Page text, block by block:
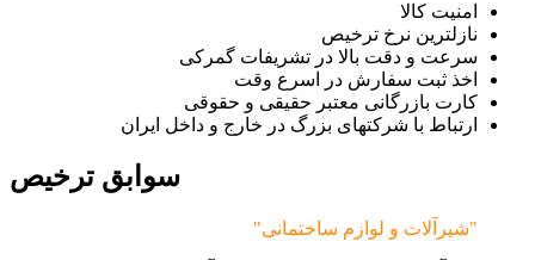
امنیت کالا
نازلترین نرخ ترخیص
سرعت و دقت بالا در تشریفات گمرکی
اخذ ثبت سفارش در اسرع وقت
کارت بازرگانی معتبر حقیقی و حقوقی
ارتباط با شرکتهای بزرگ در خارج و داخل ایران
سوابق ترخیص
"شیرآلات و لوازم ساختمانی"